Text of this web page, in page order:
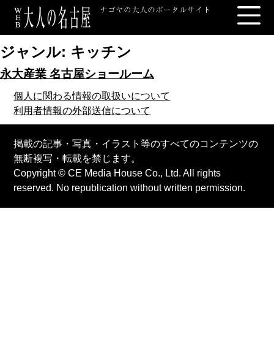
ジャンル: キッチン
永大産業 名古屋ショールーム
個人に関わる情報の取扱いについて
利用者情報の外部送信について
掲載の記事・写真・イラスト等のすべてのコンテンツの
無断複写・転載を禁じます。
Copyright © CE Media House Co., Ltd. All rights
reserved. No republication without written permission.